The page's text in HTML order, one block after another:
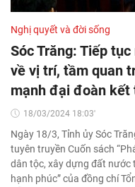
Nghị quyết và đời sống
Sóc Trăng: Tiếp
về vị trí, tầm quan
mạnh đại đoàn kết
18/03/2024 18:03'
Ngày 18/3, Tỉnh ủy Sóc
tuyên truyền Cuốn sách
dân tộc, xây dựng đất nước
hạnh phúc” của đồng chí